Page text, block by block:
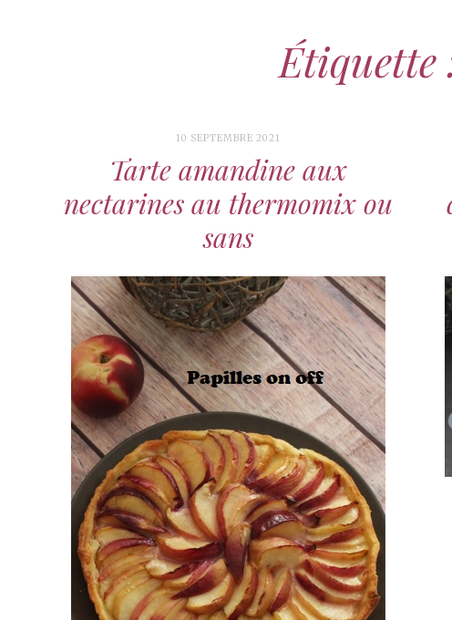
Étiquette
10 SEPTEMBRE 2021
Tarte amandine aux
nectarines au thermomix ou
sans